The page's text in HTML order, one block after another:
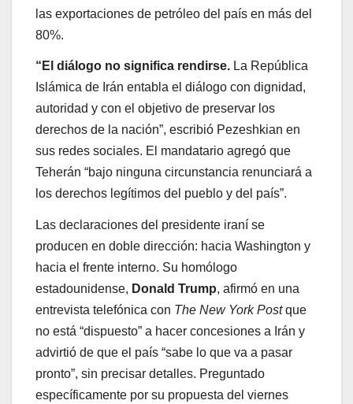
las exportaciones de petróleo del país en más del
80%.
“El diálogo no significa rendirse. La República
Islámica de Irán entabla el diálogo con dignidad,
autoridad y con el objetivo de preservar los
derechos de la nación”, escribió Pezeshkian en
sus redes sociales. El mandatario agregó que
Teherán “bajo ninguna circunstancia renunciará a
los derechos legítimos del pueblo y del país”.
Las declaraciones del presidente iraní se
producen en doble dirección: hacia Washington y
hacia el frente interno. Su homólogo
estadounidense, Donald Trump, afirmó en una
entrevista telefónica con The New York Postque
no está “dispuesto” a hacer concesiones a Irán y
advirtió de que el país “sabe lo que va a pasar
pronto”, sin precisar detalles. Preguntado
específicamente por su propuesta del viernes